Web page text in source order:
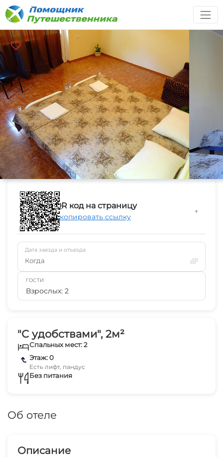
"С удобствами", 2м²
Спальных мест: 2
Этаж: 0
Есть лифт, пандус
Без питания
Об отеле
Описание
QR код на страницу
Скопировать ссылку
▼
Дата заезда и отъезда
Когда
ГОСТИ
Взрослых: 2